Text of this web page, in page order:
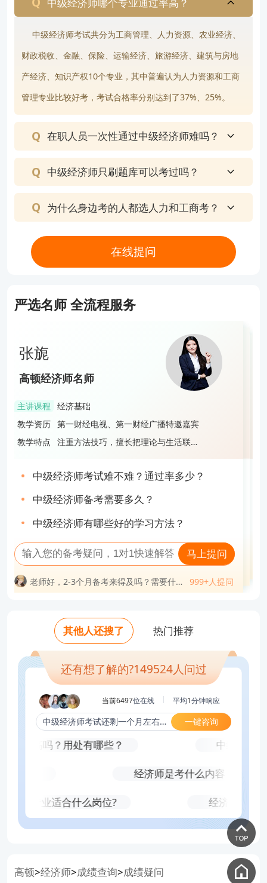
中级经济师考试共分为工商管理、人力资源、农业经济、
财政税收、金融、保险、运输经济、旅游经济、建筑与房地
产经济、知识产权10个专业，其中普遍认为人力资源和工商
管理专业比较好考，考试合格率分别达到了37%、25%。
在职人员一次性通过中级经济师难吗？
中级经济师只刷题库可以考过吗？
为什么身边考的人都选人力和工商考？
在线提问
严选名师 全流程服务
张旎
高顿经济师名师
主讲课程
经济基础
教学资历 第一财经电视、第一财经广播特邀嘉宾
教学特点
注重方法技巧，擅长把理论与生活联
中级经济师考试难不难？通过率多少？
中级经济师备考需要多久？
中级经济师有哪些好的学习方法？
马上提问
老师好，2-3个月备考来得及吗？需要什么
资料？
老师好，中级经济师可以挂靠吗？一年多
老师好，中级经济师考试难吗？哪个科目
专业最简单？
老师好，中级经济师通过率排名？真实考
试难度？
999+人提问
段飞飞
高顿经济师名师
主讲课程 工商管理
教学资历 985管理学硕士，中级经济师，中级会计
持证人
教学特点 旁征博引，语言风趣，深受学生好评
中级经济师证难不难考？值得考吗？
2023中级经济师一个月备考攻略，速速查
收！
2023中级经济师经济基础大纲变化有哪些
马上提问
老师好，为什么身边考的人都选人力和工
商考？
老师好，38岁才开始考中级经济师会不会
老师好，考中级经济师需要什么学历？要
多少工作年限？
老师好，中级经济师挂证一年多少钱，怎
么操作？
吗？
999+人提问
高顿经济师名师
主讲课程 财政税收
教学资历 拥有8年教育培训经验，打造多款财经证
书培训课程，服务超过3万名学员
教学特点 授课风格轻松明快，逻辑性强，善于激
中级经济师先学哪一门？附3点实用学习建
议！
经济师是不是中级职称？
高级经济师非全日制大专能报考吗？
马上提问
老师好，中级经济师专业怎么选？
老师好，中级经济师考试必须一次性过两
高？
老师好，2023年中级经济师买什么资料？
老师好，自学几个月能考中级经济师？
999+人提问
主讲课程
教学资历 第一财经电视、第一财经广播特邀嘉宾
教学特点 注重方法技巧，擅长把理论与生活联
中级经济师考试难不难？通过率多少？
中级经济师备考需要多久？
老师好，2-3个月备考来得及吗？需要什么
老师好，在职人员一次性通过中级经济师
难吗？
老师好，中级经济师考试难吗？哪个科目
专业最简单？
老师好，中级经济师通过率排名？真实考
试难度？
999+人提问
其他人还搜了 热门推荐
还有想了解的?149524人问过
当前6497位在线 平均1分钟响应
中级经济师考试还剩一个月左右，该怎么复习？ 一键咨询
金量高吗？用处有哪些？ 中级经济
经济师是考什么内容？
税收专业适合什么岗位? 经济师考试
高顿>经济师>成绩查询>成绩疑问